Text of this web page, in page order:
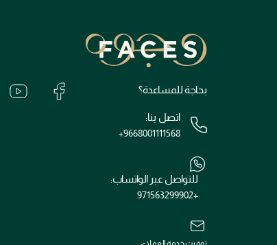
بحاجة للمساعدة؟
اتصل بنا:
+9668001111568
للتواصل عبر الواتساب:
+971563299902